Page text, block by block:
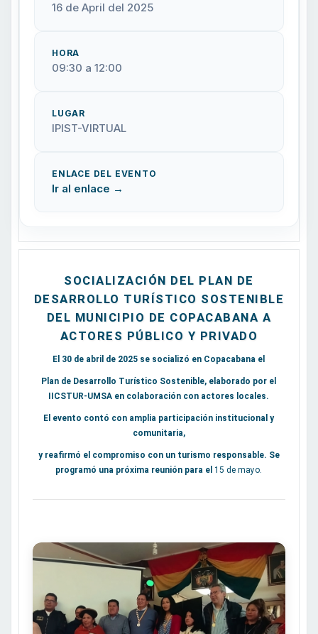
16 de April del 2025
HORA
09:30 a 12:00
LUGAR
IPIST-VIRTUAL
ENLACE DEL EVENTO
Ir al enlace →
SOCIALIZACIÓN DEL PLAN DE
DESARROLLO TURÍSTICO SOSTENIBLE
DEL MUNICIPIO DE COPACABANA A
ACTORES PÚBLICO Y PRIVADO
El 30 de abril de 2025 se socializó en Copacabana el
Plan de Desarrollo Turístico Sostenible, elaborado por el
IICSTUR-UMSA en colaboración con actores locales.
El evento contó con amplia participación institucional y
comunitaria,
y reafirmó el compromiso con un turismo responsable. Se
programó una próxima reunión para el 15 de mayo.